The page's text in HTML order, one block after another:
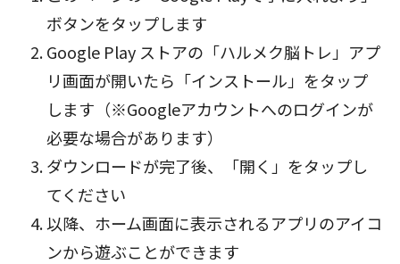
ボタンをタップします
Google Play ストアの「ハルメク脳トレ」アプ
リ画面が開いたら「インストール」をタップ
します（※Googleアカウントへのログインが
必要な場合があります）
ダウンロードが完了後、「開く」をタップし
てください
以降、ホーム画面に表示されるアプリのアイコ
ンから遊ぶことができます